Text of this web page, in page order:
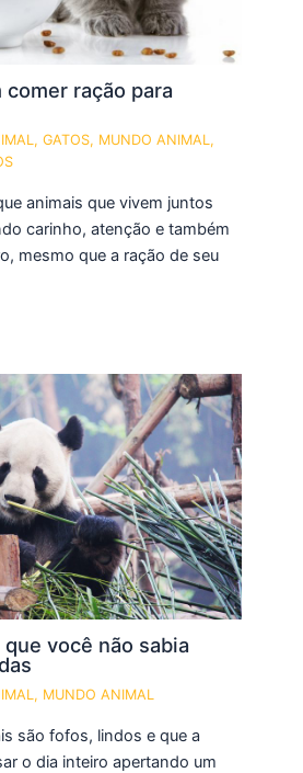
comer ração para
,GATOS, MUNDO ANIMAL,
animais que vivem juntos
carinho, atenção e também
mesmo que a ração de seu
você não sabia
, MUNDO ANIMAL
são fofos, lindos e que a
o dia inteiro apertando um